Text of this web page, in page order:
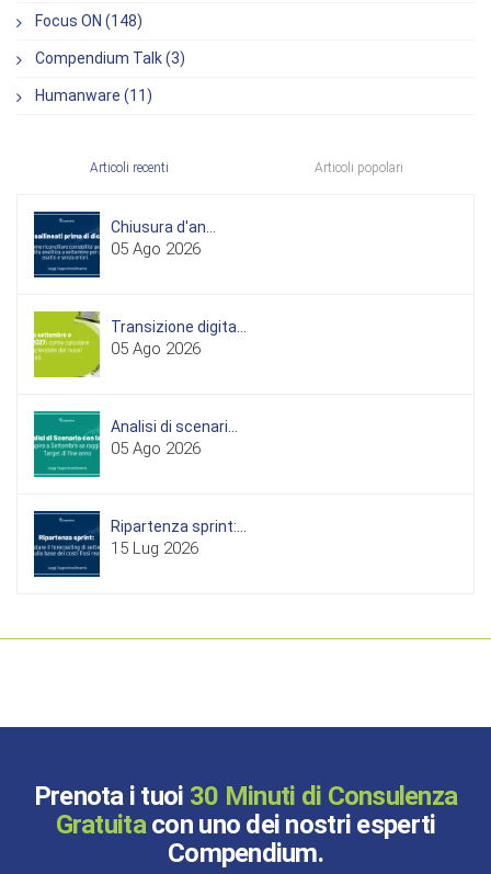
Focus ON (148)
Compendium Talk (3)
Humanware (11)
Articoli recenti Articoli popolari
Chiusura d'an...
05 Ago 2026
Transizione digita...
05 Ago 2026
Analisi di scenari...
05 Ago 2026
Ripartenza sprint:...
15 Lug 2026
Prenota i tuoi 30 Minuti di Consulenza
Gratuitacon uno dei nostri esperti
Compendium.